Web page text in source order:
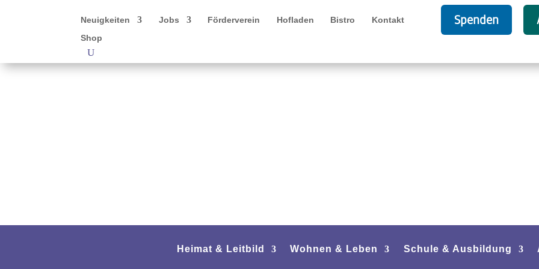
Neuigkeiten Jobs Förderverein Hofladen Bistro
Kontakt
Shop
Spenden
Heimat & Leitbild Wohnen & Leben Schule & Ausbildung